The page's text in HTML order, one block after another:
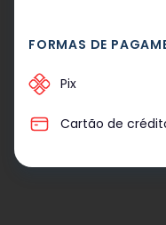
FORMAS DE
Pix
Cartão de